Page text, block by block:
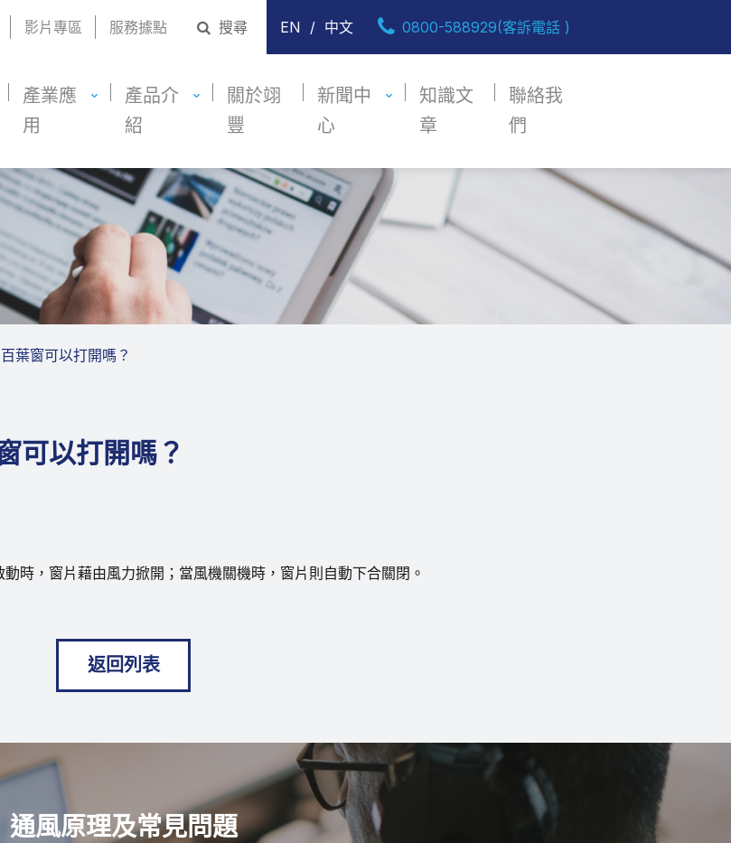
影片專區 服務據點 搜尋 EN / 中文 0800-588929(客訴電話 )
產業應
用
產品介
紹
關於翊
豐
新聞中
心
知識文
章
聯絡我
們
葉窗可以打開嗎？
可以打開嗎？
時，窗片藉由風力掀開；當風機關機時，窗片則自動下合關閉。
返回列表
通風原理及常見問題